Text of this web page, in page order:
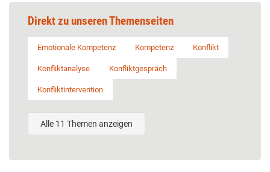
Direkt zu unseren Themenseiten
Emotionale Kompetenz Kompetenz Konflikt
Konfliktanalyse Konfliktgespräch
Konfliktintervention
Alle 11 Themen anzeigen